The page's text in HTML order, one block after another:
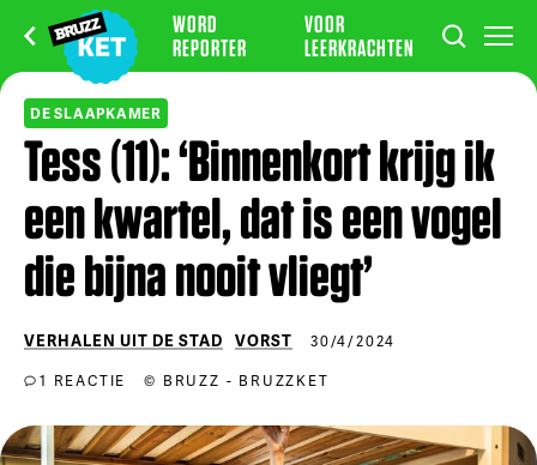
WORD
REPORTER
VOOR
LEERKRACHTEN
DE SLAAPKAMER
Tess (11): ‘Binnenkort krijg ik
een kwartel, dat is een vogel
die bijna nooit vliegt’
VERHALEN UIT DE STAD VORST
30/4/2024
1 REACTIE
© BRUZZ - BRUZZKET